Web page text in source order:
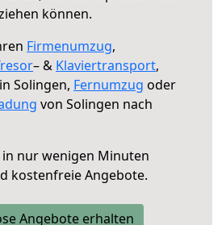
können.
Firmenumzug,
– & Klaviertransport,
in Solingen, Fernumzug oder
von Solingen nach
in nur wenigen Minuten
kostenfreie Angebote.
Angebote erhalten